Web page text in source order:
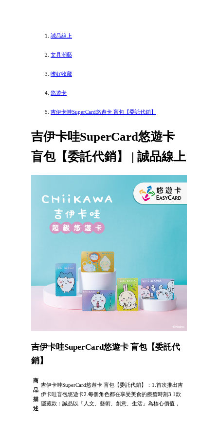
誠品線上
文具潮藝
嗜好收藏
悠遊卡
吉伊卡哇SuperCard悠遊卡 盲包【委託代銷】
吉伊卡哇SuperCard悠遊卡
盲包【委託代銷】 | 誠品線上
吉伊卡哇SuperCard悠遊卡 盲包【委託代
銷】
商
品
描
述
吉伊卡哇SuperCard悠遊卡 盲包【委託代銷】：1.首次推出吉
伊卡哇盲包悠遊卡2.每個角色都在享受美食的療癒時刻3.1款
隱藏款：誠品以「人文、藝術、創意、生活」為核心價值，